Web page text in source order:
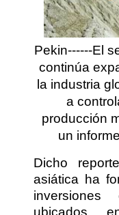
Pekin------El
continúa
la industria
a
producción
un
Dicho
asiática ha
ubicados